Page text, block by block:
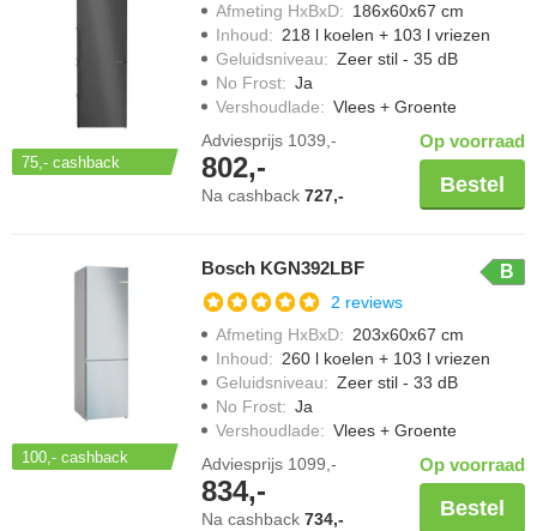
75,- cashback
Afmeting HxBxD: 186x60x67 cm
Inhoud: 218 l koelen + 103 l vriezen
Geluidsniveau: Zeer stil - 35 dB
No Frost: Ja
Vershoudlade: Vlees + Groente
Adviesprijs 1039,-
802,-
Na cashback 727,-
Op voorraad
Bestel
100,- cashback
Bosch KGN392LBF B
2 reviews
Afmeting HxBxD: 203x60x67 cm
Inhoud: 260 l koelen + 103 l vriezen
Geluidsniveau: Zeer stil - 33 dB
No Frost: Ja
Vershoudlade: Vlees + Groente
Adviesprijs 1099,-
834,-
Na cashback 734,-
Op voorraad
Bestel